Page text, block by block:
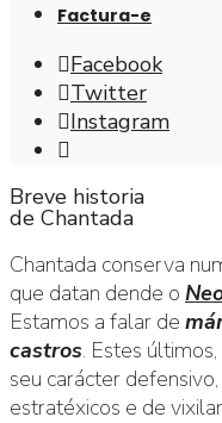
Factura-e
Facebook
Twitter
Instagram
de
busca
Breve historia
de Chantada
Chantada conserva
que datan dende o
Estamos a falar de
castros. Estes últimos,
seu carácter
estratéxicos e de